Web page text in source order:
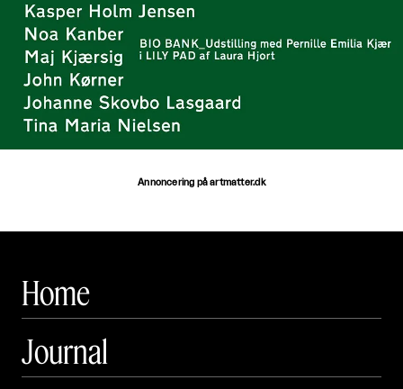
Annoncering på artmatter.dk
Home
Journal